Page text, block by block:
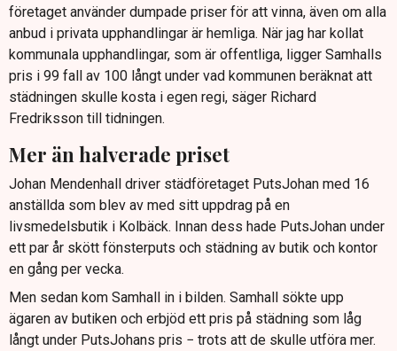
företaget använder dumpade priser för att vinna, även om alla
anbud i privata upphandlingar är hemliga. När jag har kollat
kommunala upphandlingar, som är offentliga, ligger Samhalls
pris i 99 fall av 100 långt under vad kommunen beräknat att
städningen skulle kosta i egen regi, säger Richard
Fredriksson till tidningen.
Mer än halverade priset
Johan Mendenhall driver städföretaget PutsJohan med 16
anställda som blev av med sitt uppdrag på en
livsmedelsbutik i Kolbäck. Innan dess hade PutsJohan under
ett par år skött fönsterputs och städning av butik och kontor
en gång per vecka.
Men sedan kom Samhall in i bilden. Samhall sökte upp
ägaren av butiken och erbjöd ett pris på städning som låg
långt under PutsJohans pris − trots att de skulle utföra mer.